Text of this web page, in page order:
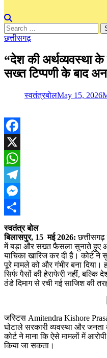
Search
for:
छत्तीसगढ़
“देश की अर्थव्यवस्था के
सख्त टिप्पणी के बाद
स्वतंत्रबोलMay 15, 2026
Facebook
X
WhatsApp
Telegram
Messenger
Share
स्वतंत्र बोल
बिलासपुर, 15 मई 2026: छत्तीसगढ़
में बड़ा और सख्त फैसला सुनाते हुए
याचिका खारिज कर दी है। कोर्ट ने
पूरे मामले को और गंभीर बना दिया।
सिर्फ पैसों की हेराफेरी नहीं, बल्कि
ठंडे दिमाग से रची गई साजिश की
जस्टिस Amitendra Kishore
घोटाले सरकारी व्यवस्था और जनता
कोर्ट ने माना कि ऐसे मामलों में
किया जा सकता।